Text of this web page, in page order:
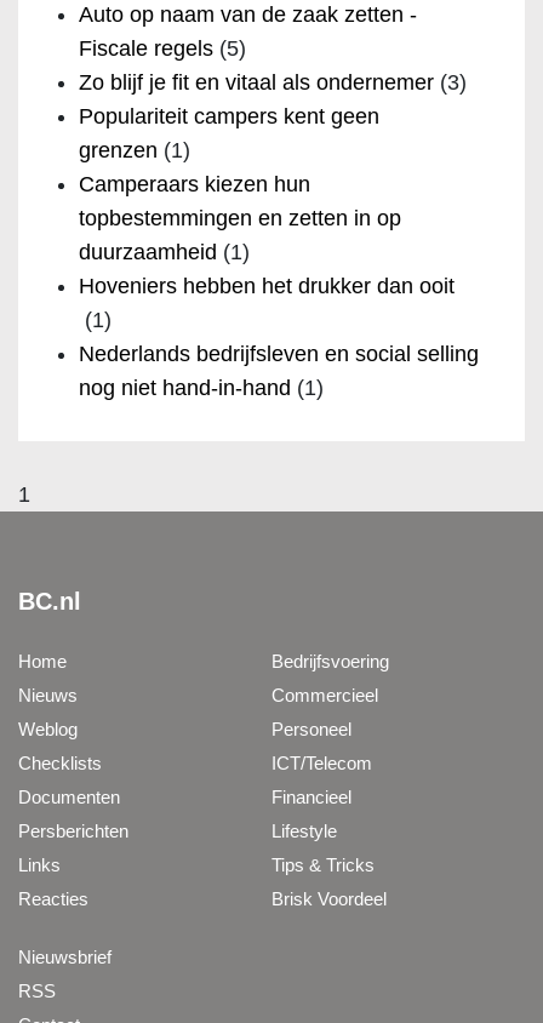
Auto op naam van de zaak zetten -
Fiscale regels (5)
Zo blijf je fit en vitaal als ondernemer (3)
Populariteit campers kent geen
grenzen (1)
Camperaars kiezen hun
topbestemmingen en zetten in op
duurzaamheid (1)
Hoveniers hebben het drukker dan ooit
(1)
Nederlands bedrijfsleven en social selling
nog niet hand-in-hand (1)
1
BC.nl
Home
Nieuws
Weblog
Checklists
Documenten
Persberichten
Links
Reacties
Bedrijfsvoering
Commercieel
Personeel
ICT/Telecom
Financieel
Lifestyle
Tips & Tricks
Brisk Voordeel
Nieuwsbrief
RSS